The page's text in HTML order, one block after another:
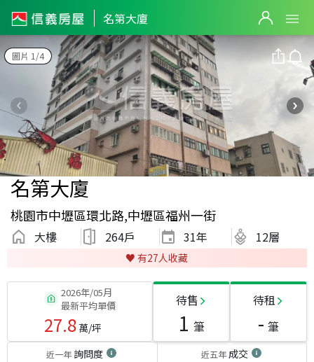
名第大廈
圖片 1/4
名第大廈
桃園市中壢區環北路,中壢區福州一街
大樓 264戶 31年 12層
♥️ 有27人收藏
2026年/05月
最新平均單價
27.8萬/坪
待售
1 筆
待租
- 筆
近一年詢問度 近五年成交